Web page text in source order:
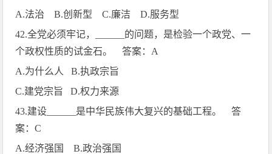
A.法治 B.创新型 C.廉洁 D.服务型
42.全党必须牢记，
的问题，是检验一个政党、一
个政权性质的试金石。 答案： A
A.为什么人 B.执政宗旨
C.建党宗旨 D.权力来源
43.建设
是中华民族伟大复兴的基础工程。 答
案：C
A.经济强国 B.政治强国